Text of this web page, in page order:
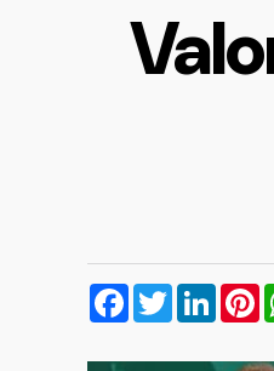
Facebook
Twitter